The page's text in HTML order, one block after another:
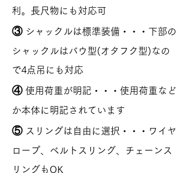
利。長尺物にも対応可
③シャックルは標準装備・・・下部の
シャックルはバウ型(オタフク型)なの
で4点吊にも対応
④使用荷重が明記・・・使用荷重など
か本体に明記されています
⑤スリングは自由に選択・・・ワイヤ
ロープ、ベルトスリング、チェーンス
リングもOK